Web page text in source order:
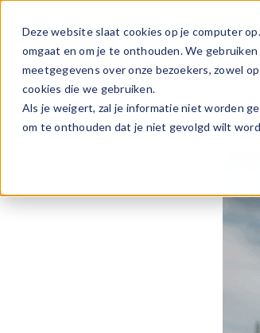
Deze website slaat cookies op je computer
omgaat en om je te onthouden. We
meetgegevens over onze bezoekers, zowel
cookies die we gebruiken.
Als je weigert, zal je informatie niet worden
om te onthouden dat je niet gevolgd wilt
naar
inhoud